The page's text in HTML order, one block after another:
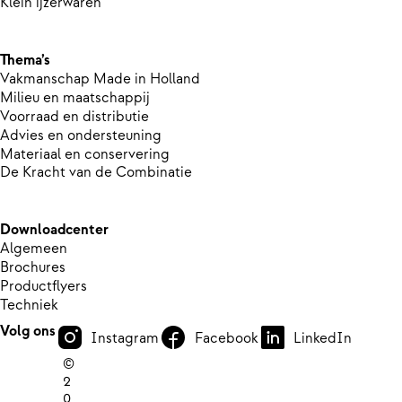
Thema’s
Vakmanschap Made in Holland
Milieu en maatschappij
Voorraad en distributie
Advies en ondersteuning
Materiaal en conservering
De Kracht van de Combinatie
Downloadcenter
Algemeen
Brochures
Productflyers
Techniek
Volg ons
Instagram Facebook
LinkedIn
©
2